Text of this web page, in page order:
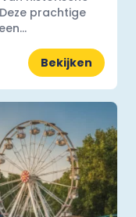
prachtige
Bekijken